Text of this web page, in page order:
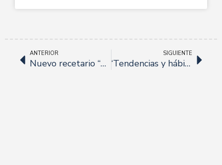
ANTERIOR
Nuevo recetario “La Aceituna Sevillana: Tradición e Innovación en la Cocina”
SIGUIENTE
‘Tendencias y hábitos de socialización’ informe elaborado por CS On Research para Royal Bliss.